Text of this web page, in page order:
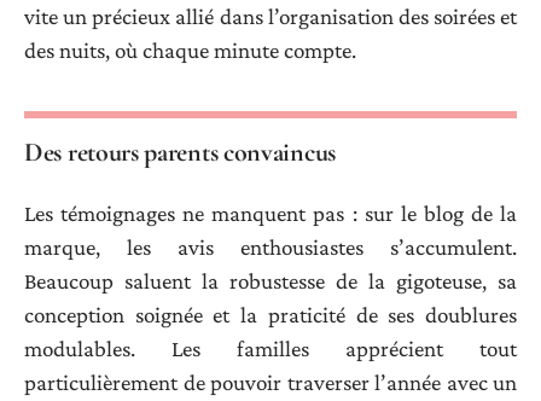
vite un précieux allié dans l’organisation des soirées et
des nuits, où chaque minute compte.
Des retours parents convaincus
Les témoignages ne manquent pas : sur le blog de la
marque, les avis enthousiastes s’accumulent.
Beaucoup saluent la robustesse de la gigoteuse, sa
conception soignée et la praticité de ses doublures
modulables. Les familles apprécient tout
particulièrement de pouvoir traverser l’année avec un